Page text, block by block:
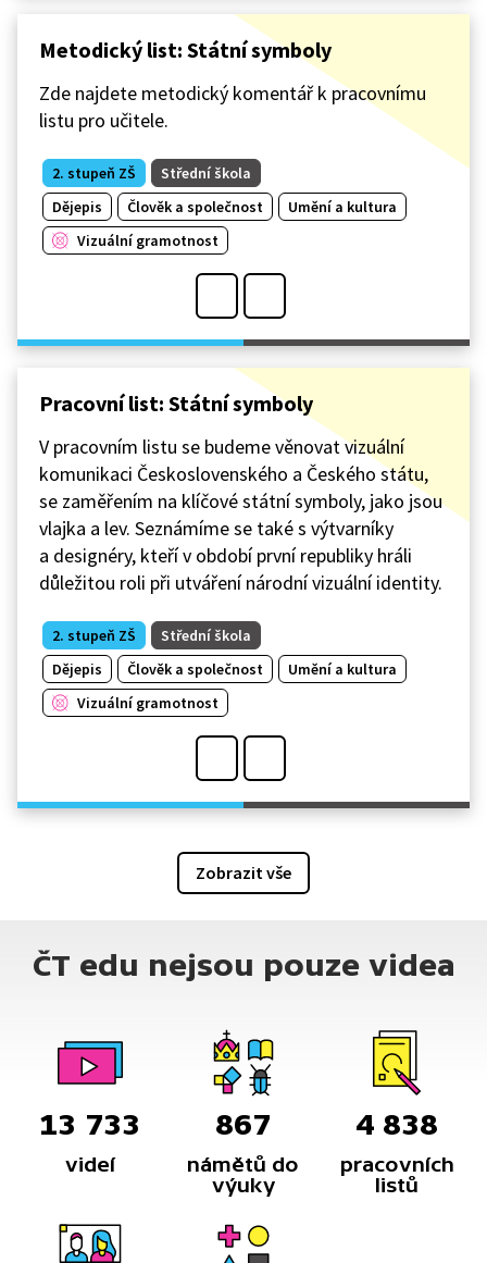
Metodický list: Státní symboly
Zde najdete metodický komentář k pracovnímu
listu pro učitele.
2. stupeň ZŠ
Střední škola
Dějepis
Člověk a společnost
Umění a kultura
Vizuální gramotnost
Pracovní list: Státní symboly
V pracovním listu se budeme věnovat vizuální
komunikaci Československého a Českého státu,
se zaměřením na klíčové státní symboly, jako jsou
vlajka a lev. Seznámíme se také s výtvarníky
a designéry, kteří v období první republiky hráli
důležitou roli při utváření národní vizuální identity.
2. stupeň ZŠ
Střední škola
Dějepis
Člověk a společnost
Umění a kultura
Vizuální gramotnost
Zobrazit vše
ČT edu nejsou pouze videa
13 733
videí
867
námětů do
výuky
4 838
pracovních
listů